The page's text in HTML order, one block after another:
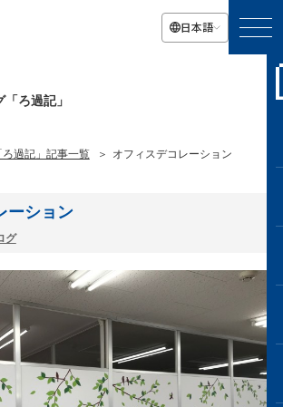
日本語
「ろ過記」
ろ過記」記事一覧 オフィスデコレーション
ーション
グ